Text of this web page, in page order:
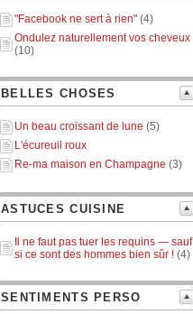
"Facebook ne sert à rien" (4)
Ondulez naturellement vos cheveux
(10)
BELLES CHOSES
Un beau croissant de lune (5)
L'écureuil roux
Re-ma maison en Champagne (3)
ASTUCES CUISINE
Il ne faut pas tuer les requins — sauf
si ce sont des hommes bien sûr ! (4)
SENTIMENTS PERSO